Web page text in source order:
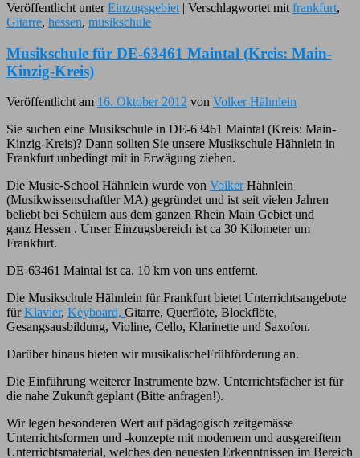
Veröffentlicht unter Einzugsgebiet | Verschlagwortet mit frankfurt,
Gitarre, hessen, musikschule
Musikschule für DE-63461 Maintal (Kreis: Main-
Kinzig-Kreis)
Veröffentlicht am 16. Oktober 2012 von Volker Hähnlein
Sie suchen eine Musikschule in DE-63461 Maintal (Kreis: Main-
Kinzig-Kreis)? Dann sollten Sie unsere Musikschule Hähnlein in
Frankfurt unbedingt mit in Erwägung ziehen.
Die Music-School Hähnlein wurde von VolkerHähnlein
(Musikwissenschaftler MA) gegründet und ist seit vielen Jahren
beliebt bei Schülern aus dem ganzen Rhein Main Gebiet und
ganz Hessen . Unser Einzugsbereich ist ca 30 Kilometer um
Frankfurt.
DE-63461 Maintal ist ca. 10 km von uns entfernt.
Die Musikschule Hähnlein für Frankfurt bietet Unterrichtsangebote
fürKlavier, Keyboard, Gitarre, Querflöte, Blockflöte,
Gesangsausbildung, Violine, Cello, Klarinette und Saxofon.
Darüber hinaus bieten wir musikalischeFrühförderung an.
Die Einführung weiterer Instrumente bzw. Unterrichtsfächer ist für
die nahe Zukunft geplant (Bitte anfragen!).
Wir legen besonderen Wert auf pädagogisch zeitgemässe
Unterrichtsformen und -konzepte mit modernem und ausgereiftem
Unterrichtsmaterial, welches den neuesten Erkenntnissen im Bereich